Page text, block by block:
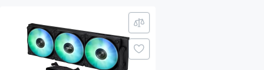
Комплектация